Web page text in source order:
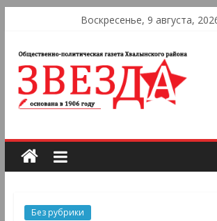
Воскресенье, 9 августа,
Без рубрики